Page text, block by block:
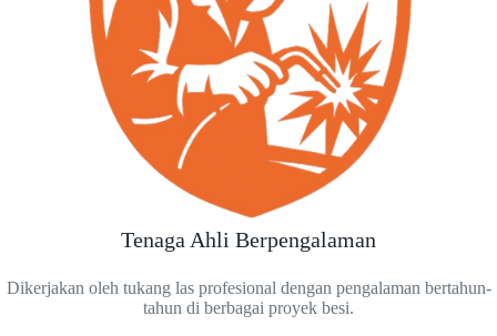
Tenaga Ahli Berpengalaman
Dikerjakan oleh tukang las profesional dengan pengalaman bertahun-
tahun di berbagai proyek besi.